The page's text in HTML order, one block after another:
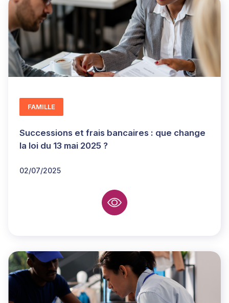
Successions et frais bancaires : que change
la loi du 13 mai 2025 ?
02/07/2025
FAMILLE